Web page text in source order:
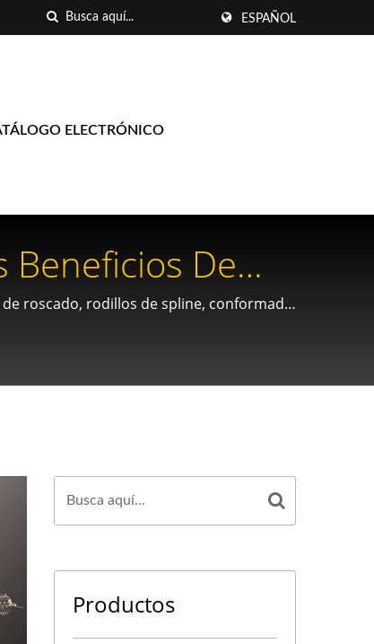
ESPAÑOL
ELECTRÓNICO
De
Silencioso Y
roscado, rodillos de spline, conformado
Productos